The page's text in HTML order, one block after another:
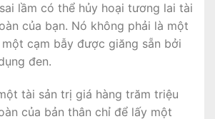
lầm có thể hủy hoại tương lai tài
của bạn. Nó không phải là một
cạm bẫy được giăng sẵn bởi
đen.
tài sản trị giá hàng trăm triệu
của bản thân chỉ để lấy một